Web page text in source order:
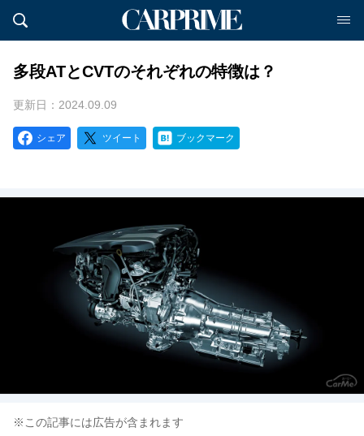
多段ATとCVTのそれぞれの特徴は？
更新日：2024.09.09
シェア ツイート ブックマーク
※この記事には広告が含まれます